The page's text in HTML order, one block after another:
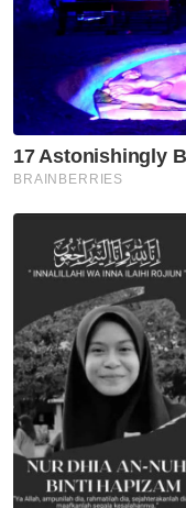
Jenazah Allahyarham
dikebumikan di Tanah
Perkuburan Islam
Raudhatul Jannah
Pertama, Sabak